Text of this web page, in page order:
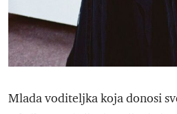
Mlada voditeljka koja donosi